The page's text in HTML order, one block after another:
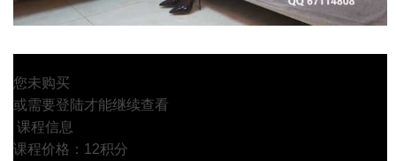
您未购买
或需要登陆才能继续查看
课程信息
课程价格：12积分